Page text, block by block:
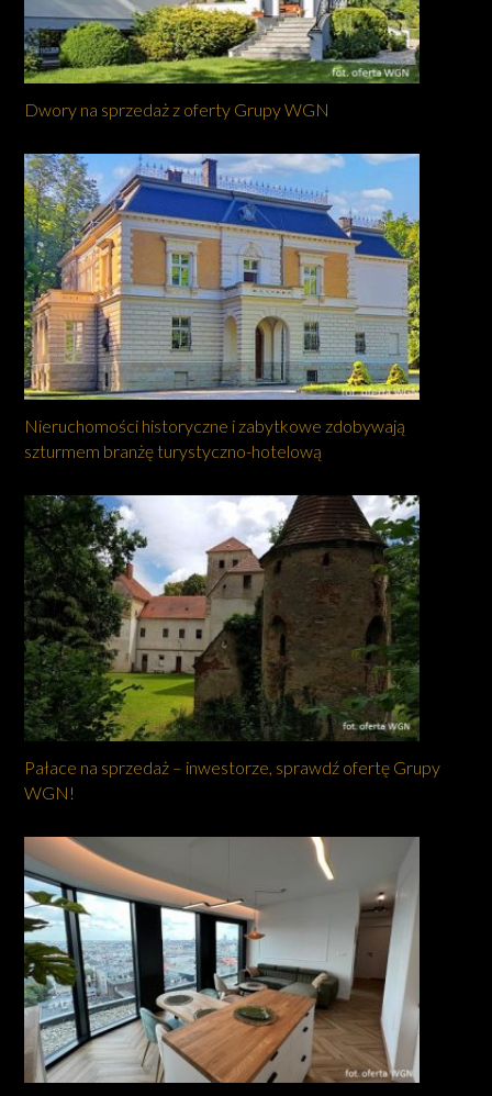
Dwory na sprzedaż z oferty Grupy WGN
Nieruchomości historyczne i zabytkowe zdobywają
szturmem branżę turystyczno-hotelową
Pałace na sprzedaż – inwestorze, sprawdź ofertę Grupy
WGN!